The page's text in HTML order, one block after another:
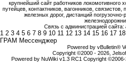
крупнейший сайт работников локомотивного
путейцев, контактников, вагонников,
железных дорог, дистанций погрузочно-
Связь с администрацией сайта:
1 2 3 4 5 6 7 8 9 10 11 12 13 14 15 16 17 18
ГРАМ Мессенджер
Powered by vBulletin®
Copyright ©2000 - 2026,
Powered by NuWiki v1.3 RC1 Copyright